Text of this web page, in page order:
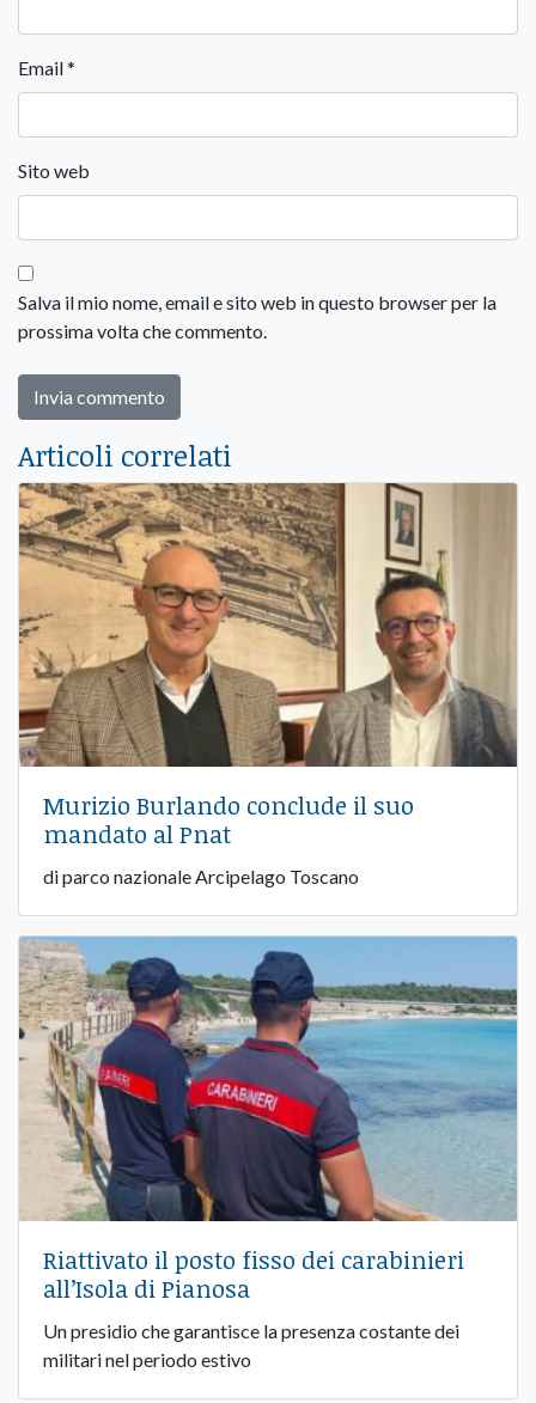
Email*
Sito web
Salva il mio nome, email e sito web in questo browser per la
prossima volta che commento.
Articoli correlati
Murizio Burlando conclude il suo
mandato al Pnat
di parco nazionale Arcipelago Toscano
Riattivato il posto fisso dei carabinieri
all’Isola di Pianosa
Un presidio che garantisce la presenza costante dei
militari nel periodo estivo